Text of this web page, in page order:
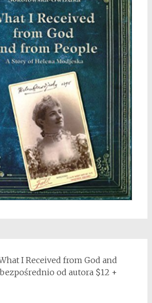
I Received from God and
od autora $12 +